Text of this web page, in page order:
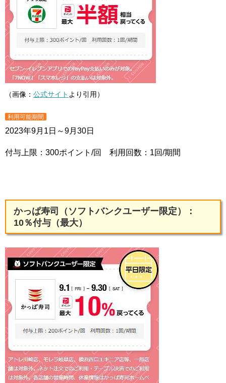
（画像： 公式サイト より引用）
利用可能期間
2023年9月1日～9月30日
付与上限：300ポイント/回 利用回数：1回/期間
かっぱ寿司（ソフトバンクユーザー限定）：
10％付与（最大）